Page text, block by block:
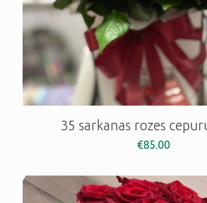
35 sarkanas rozes
€85.00